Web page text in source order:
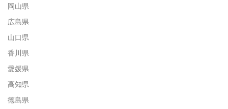
岡山県
広島県
山口県
香川県
愛媛県
高知県
徳島県